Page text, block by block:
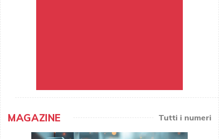
MAGAZINE Tutti i numeri